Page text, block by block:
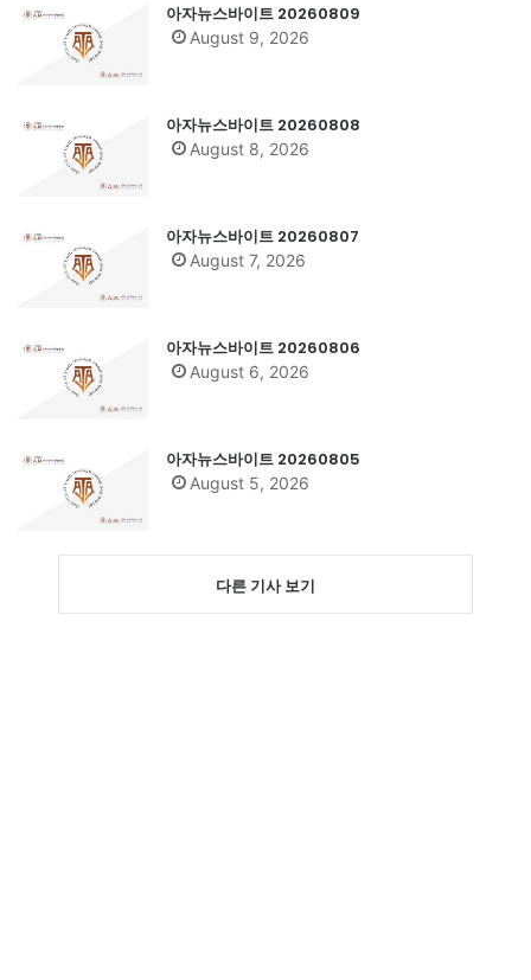
아자뉴스바이트 20260809
August 9, 2026
아자뉴스바이트 20260808
August 8, 2026
아자뉴스바이트 20260807
August 7, 2026
아자뉴스바이트 20260806
August 6, 2026
아자뉴스바이트 20260805
August 5, 2026
다른 기사 보기